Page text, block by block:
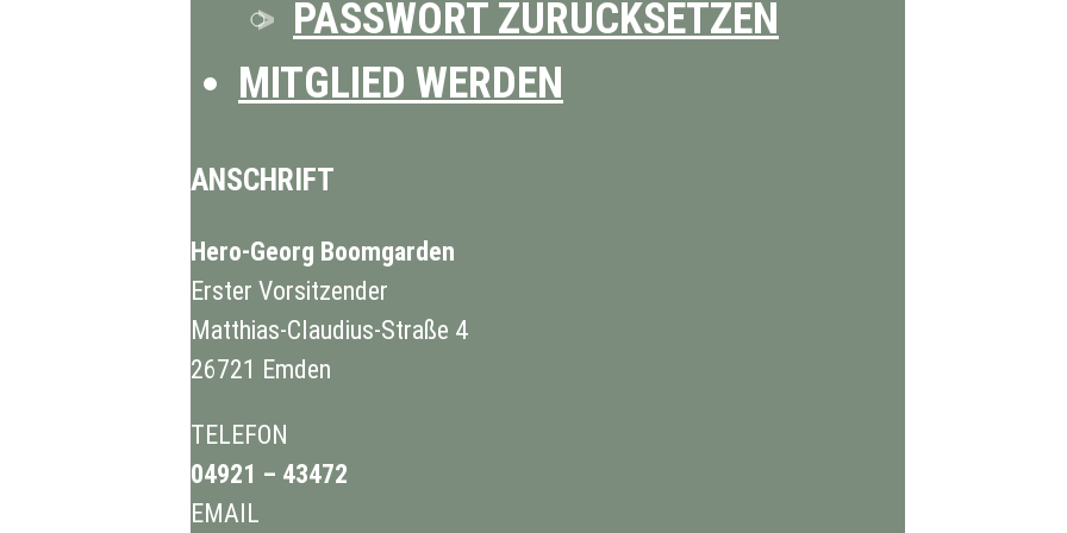
PASSWORT ZURÜCKSETZEN
MITGLIED WERDEN
ANSCHRIFT
Hero-Georg Boomgarden
Erster Vorsitzender
Matthias-Claudius-Straße 4
26721 Emden
TELEFON
04921 – 43472
EMAIL